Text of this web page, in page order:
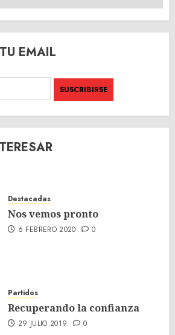
EMAIL
Destacadas
Nos vemos pronto
6 FEBRERO 2020 0
Partidos
Recuperando la confianza
29 JULIO 2019 0